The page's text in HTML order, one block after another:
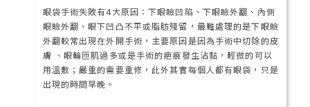
眼袋手術失敗有4大原因：下眼瞼凹陷、下眼瞼外翻、內側
眼瞼外翻、眼下凹凸不平或脂肪殘留，最難處理的是下眼瞼
外翻較常出現在外開手術，主要原因是因為手術中切除的皮
膚 、眼輪匝肌過多或是手術的疤痕發生沾黏，輕微的可以
用溫敷；嚴重的需要重修，此外其實每個人都有眼袋，只是
出現的時間早晚。